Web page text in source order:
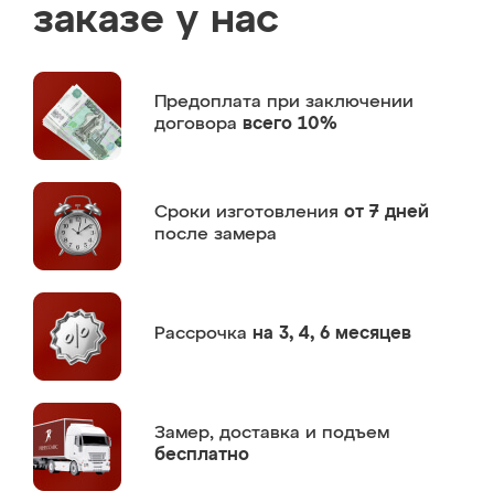
заказе у нас
Предоплата при заключении
договора всего 10%
Сроки изготовления от 7 дней
после замера
Рассрочка на 3, 4, 6 месяцев
Замер, доставка и подъем
бесплатно